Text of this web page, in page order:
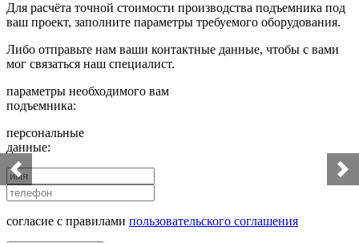
Для расчёта точной стоимости производства подъемника под
ваш проект, заполните параметры требуемого оборудования.
Либо отправьте нам ваши контактные данные, чтобы с вами
мог связаться наш специалист.
параметры необходимого вам
подъемника:
персональные
данные:
согласие с правилами пользовательского соглашения